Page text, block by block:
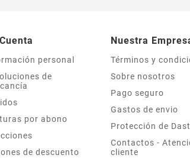
personal
de
por abono
de descuento
Nuestra
Términos y
Sobre nosotros
Pago seguro
Gastos de envio
Protección de
Contactos -
cliente